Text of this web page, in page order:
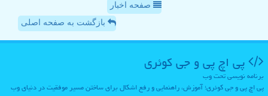
صفحه اخبار
بازگشت به صفحه اصلی
پی اچ پی و جی كوئری
برنامه نویسی تحت وب
پی اچ پی و جی کوئری؛ آموزش، راهنمایی و رفع اشکال برای ساختن مسیر موفقیت در دنیای وب